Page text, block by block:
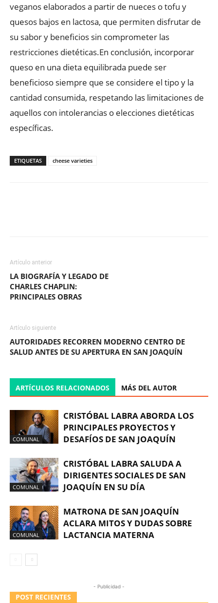
veganos elaborados a partir de nueces o tofu y
quesos bajos en lactosa, que permiten disfrutar de
su sabor y beneficios sin comprometer las
restricciones dietéticas.En conclusión, incorporar
queso en una dieta equilibrada puede ser
beneficioso siempre que se considere el tipo y la
cantidad consumida, respetando las limitaciones de
aquellos con intolerancias o elecciones dietéticas
específicas.
ETIQUETAS cheese varieties
Artículo anterior
LA BIOGRAFÍA Y LEGADO DE
CHARLES CHAPLIN:
PRINCIPALES OBRAS
Artículo siguiente
AUTORIDADES RECORREN MODERNO CENTRO DE
SALUD ANTES DE SU APERTURA EN SAN JOAQUÍN
ARTÍCULOS RELACIONADOS MÁS DEL AUTOR
COMUNAL
CRISTÓBAL LABRA ABORDA LOS
PRINCIPALES PROYECTOS Y
DESAFÍOS DE SAN JOAQUÍN
COMUNAL
CRISTÓBAL LABRA SALUDA A
DIRIGENTES SOCIALES DE SAN
JOAQUÍN EN SU DÍA
COMUNAL
MATRONA DE SAN JOAQUÍN
ACLARA MITOS Y DUDAS SOBRE
LACTANCIA MATERNA
- Publicidad -
POST RECIENTES